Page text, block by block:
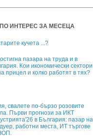
ИНТЕРЕС ЗА МЕСЕЦА
кучета ...?
пазара на труда и в
Кои икономически сектори
прицел и колко работят в тях?
свалете по-бързо розовите
Първи прогнози за ИКТ
в България: пазар на
работни места, ИТ търгове